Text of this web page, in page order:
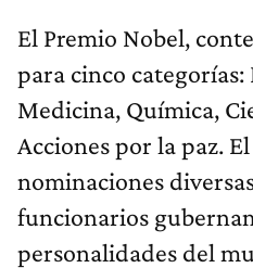
El Premio Nobel,
para cinco
Medicina, Química,
Acciones por la paz.
nominaciones
funcionarios
personalidades del